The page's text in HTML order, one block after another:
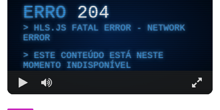
ERRO204
HLS.JS FATAL ERROR - NETWORK
ERROR
ESTE CONTEÚDO ESTÁ NESTE
MOMENTO INDISPONÍVEL